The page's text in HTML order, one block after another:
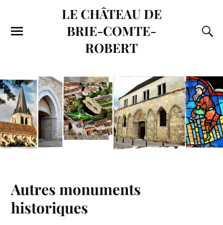
LE CHÂTEAU DE
BRIE-COMTE-
ROBERT
Autres monuments
historiques